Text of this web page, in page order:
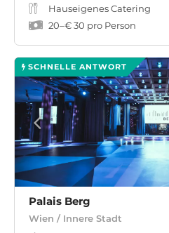
Hauseigenes Catering
20–€ 30 pro Person
SCHNELLE ANTWORT
Palais Berg
Wien / Innere Stadt